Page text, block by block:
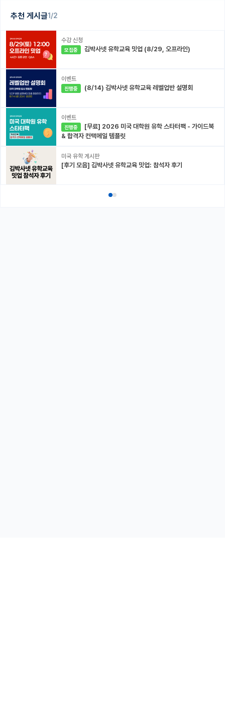
추천 게시글1/2
수강 신청
모집중 김박사넷 유학교육 밋업 (8/29, 오프라인)
이벤트
진행중 (8/14) 김박사넷 유학교육 레벨업반 설명회
이벤트
진행중
& 합격자 컨택메일 템플릿
미국 유학 게시판
[후기 모음] 김박사넷 유학교육 밋업: 참석자 후기